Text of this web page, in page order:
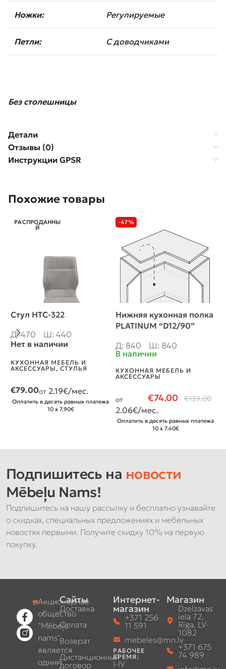
Ножки: Регулируемые
Петли: С доводчиками
Без столешницы
Детали
Отзывы (0)
Инструкции GPSR
Похожие товары
РАСПРОДАННЫ
Й
Стул HTC-322
Д: 470
Ш: 440
Нет в наличии
КУХОННАЯ МЕБЕЛЬ И
АКСЕССУАРЫ, СТУЛЬЯ
€79.00от 2.19€/мес.
Оплатить в десять равных платежа
10 x 7.90€
-47%
Нижняя кухонная полка
PLATINUM “D12/90”
Д: 840
Ш: 840
В наличии
КУХОННАЯ МЕБЕЛЬ И
АКСЕССУАРЫ
€74.00 €139.00
от
2.06€/мес.
Оплатить в десять равных платежа
10 x 7.40€
Подпишитесь на новости
Mēbeļu Nams!
Подпишитесь на нашу рассылку и бесплатно узнавайте
о скидках, специальных предложениях и мебельных
новостях первыми. Получите скидку 10% на первую
покупку.
Акционерное
общество
"Mēbeļu
nams"
является
одним
Сайты
Доставка
Оплата
Возврат
Дистанционный
договор
Интернет-
магазин
+371 256
11 591
mebeles@mn.lv
РАБОЧЕЕ
ВРЕМЯ:
I-IV
Магазин
Dzelzavas
iela 72,
Rīga, LV-
1082
+371 675
74 989